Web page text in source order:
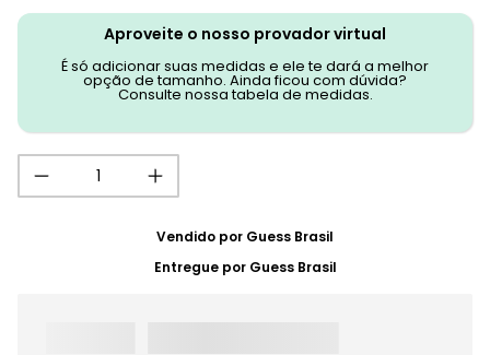
Aproveite o nosso provador virtual
É só adicionar suas medidas e ele te dará a melhor
opção de tamanho. Ainda ficou com dúvida?
Consulte nossa tabela de medidas.
Vendido por Guess Brasil
Entregue por Guess Brasil